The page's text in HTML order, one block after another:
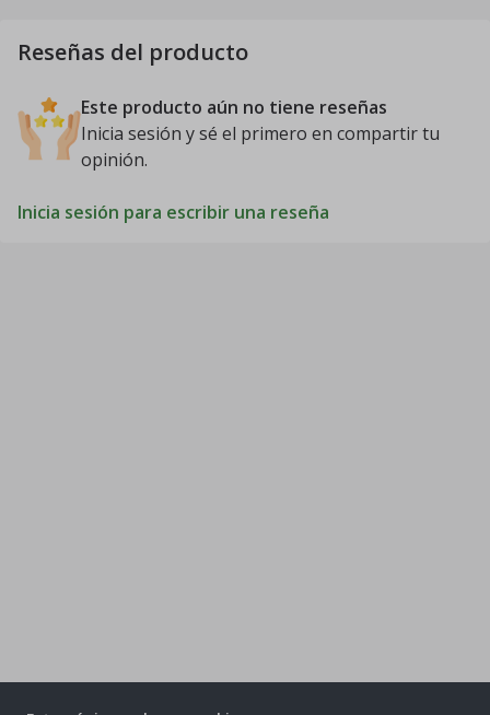
Reseñas del producto
Este producto aún no tiene reseñas
Inicia sesión y sé el primero en compartir tu
opinión.
Inicia sesión para escribir una reseña